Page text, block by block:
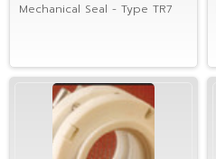
Mechanical Seal - Type TR7